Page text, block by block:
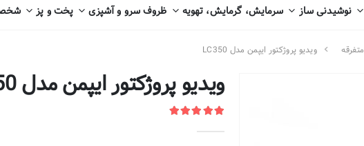
نوشیدنی ساز سرمایش، گرمایش، تهویه ظروف سرو و آشپزی پخت و پز
متفرقه ویدیو پروژکتور ایپمن مدل LC350
ویدیو پروژکتور ایپمن مدل LC350